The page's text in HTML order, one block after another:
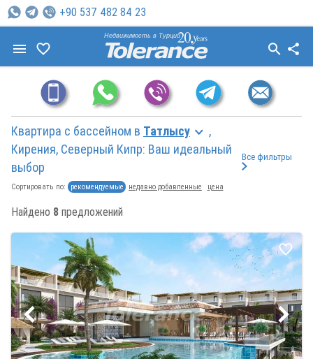
+90 537 482 84 23
Недвижимость в Турции
Квартира с бассейном в Татлысу
,
Кирения, Северный Кипр: Ваш идеальный
выбор
Сортировать по: рекомендуемые недавно добавленные цена
Все фильтры
Найдено 8 предложений